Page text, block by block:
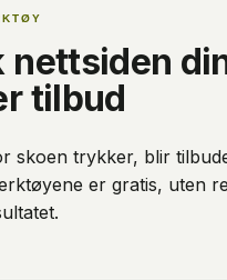
nettsiden
tilbud
skoen trykker, blir
er gratis, uten